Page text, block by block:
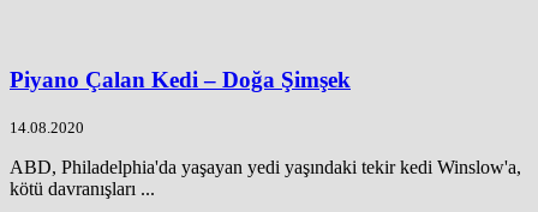
Piyano Çalan Kedi – Doğa Şimşek
14.08.2020
ABD, Philadelphia'da yaşayan yedi yaşındaki tekir kedi Winslow'a,
kötü davranışları ...